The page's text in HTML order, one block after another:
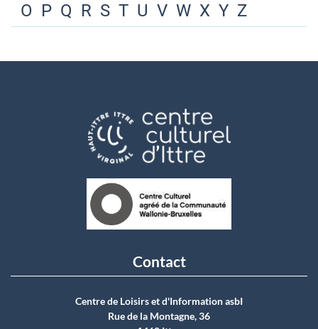
O P Q R S T U V W X Y Z
Contact
Centre de Loisirs et d'Information asbI
Rue de la Montagne, 36